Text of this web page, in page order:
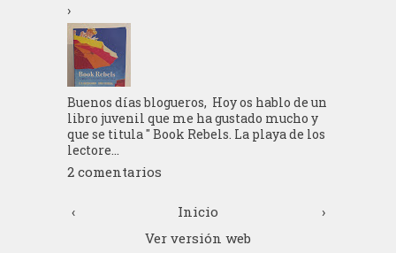
›
Buenos días blogueros, Hoy os hablo de un
libro juvenil que me ha gustado mucho y
que se titula " Book Rebels. La playa de los
lectore...
2 comentarios
‹ ›
Inicio
Ver versión web